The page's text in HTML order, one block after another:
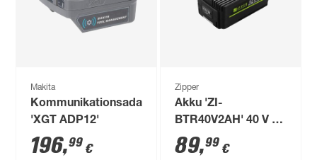
Makita
Kommunikationsadapter
'XGT ADP12'
196,99 €
Zipper
Akku 'ZI-
BTR40V2AH' 40 V 2
Ah
89,99 €